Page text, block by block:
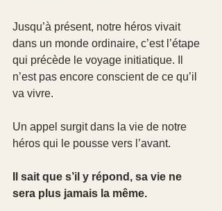
Jusqu’à présent, notre héros vivait
dans un monde ordinaire, c’est l’étape
qui précède le voyage initiatique. Il
n’est pas encore conscient de ce qu’il
va vivre.
Un appel surgit dans la vie de notre
héros qui le pousse vers l’avant.
Il sait que s’il y répond, sa vie ne
sera plus jamais la même.